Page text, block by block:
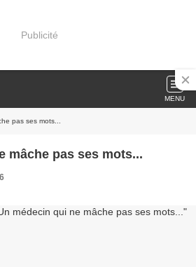
Publicité
MENU
pas ses mots...
mâche pas ses mots...